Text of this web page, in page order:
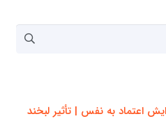
اعتماد به نفس | تأثیر لبخند